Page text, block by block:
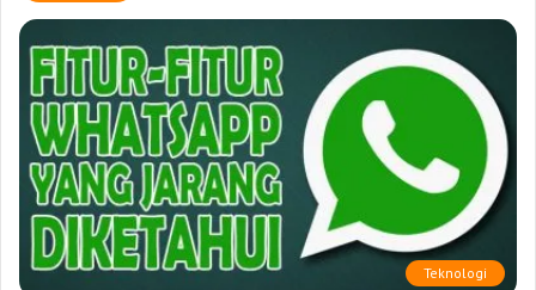
Teknologi